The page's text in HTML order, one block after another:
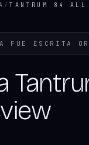
/TANTRUM 84
FUE ESCRITA